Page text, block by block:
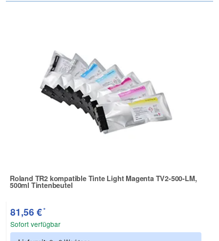
Roland TR2 kompatible Tinte Light Magenta TV2-500-LM,
500ml Tintenbeutel
Zur Artikelbewertung
81,56 €*
Sofort verfügbar